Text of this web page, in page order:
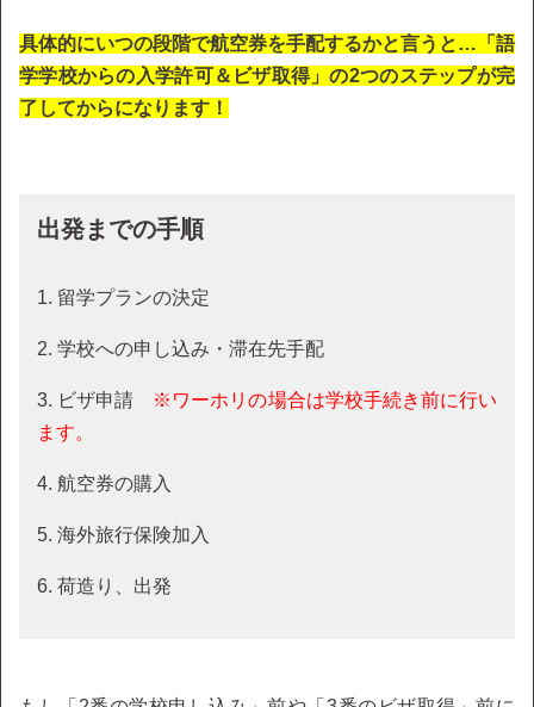
具体的にいつの段階で航空券を手配するかと言うと…「語
学学校からの入学許可＆ビザ取得」の2つのステップが完
了してからになります！
出発までの手順
1. 留学プランの決定
2. 学校への申し込み・滞在先手配
3. ビザ申請
※ワーホリの場合は学校手続き前に行い
ます。
4. 航空券の購入
5. 海外旅行保険加入
6. 荷造り、出発